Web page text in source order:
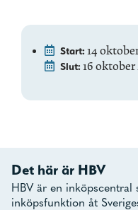
Start: 14
Slut: 16 oktober
Det här är HBV
HBV är en inköpscentral
inköpsfunktion åt